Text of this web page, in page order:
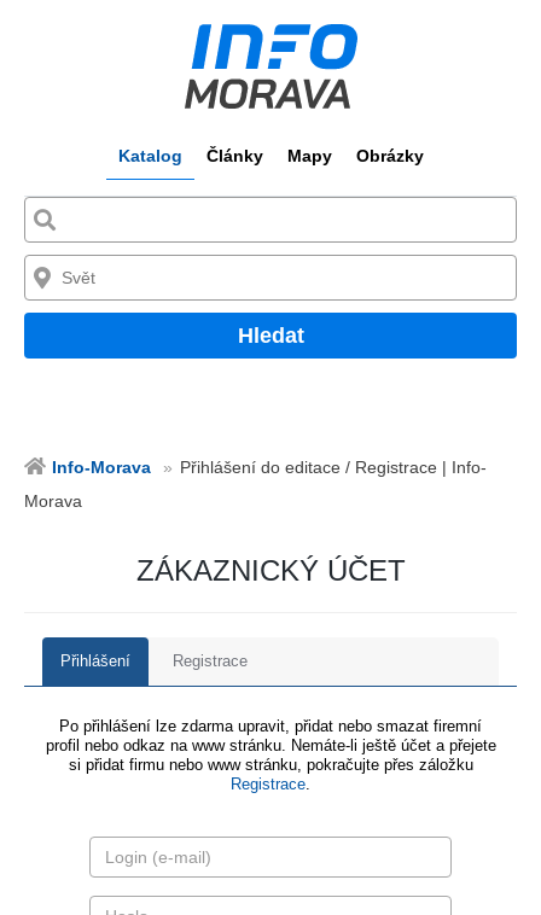
Katalog Články Mapy Obrázky
Hledat
Info-Morava
Přihlášení do editace / Registrace | Info-
Morava
ZÁKAZNICKÝ ÚČET
Přihlášení Registrace
Po přihlášení lze zdarma upravit, přidat nebo smazat firemní
profil nebo odkaz na www stránku. Nemáte-li ještě účet a přejete
si přidat firmu nebo www stránku, pokračujte přes záložku
Registrace.